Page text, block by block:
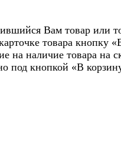
Вам товар или
товара кнопку
на наличие товара на
под кнопкой «В